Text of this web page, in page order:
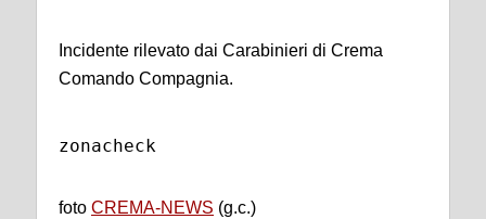
Incidente rilevato dai Carabinieri di Crema
Comando Compagnia.
zonacheck
foto CREMA-NEWS (g.c.)